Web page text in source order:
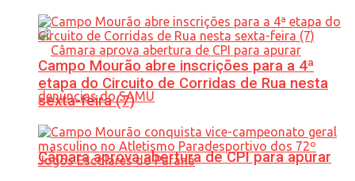
Câmara aprova abertura de CPI para apurar
Campo Mourão abre inscrições para a 4ª
etapa do Circuito de Corridas de Rua nesta
sexta-feira (7)